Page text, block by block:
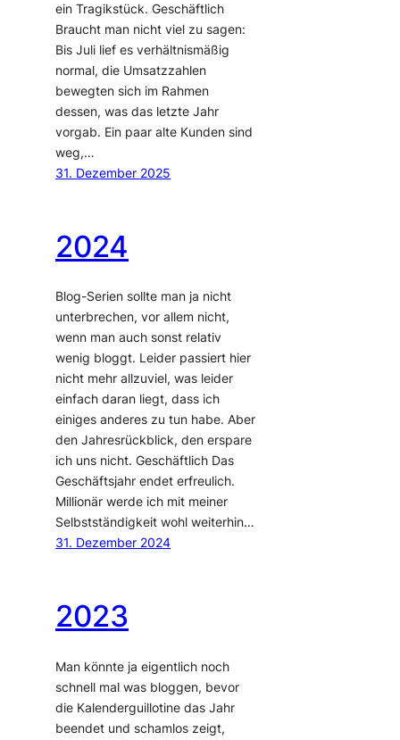
ein Tragikstück. Geschäftlich
Braucht man nicht viel zu sagen:
Bis Juli lief es verhältnismäßig
normal, die Umsatzzahlen
bewegten sich im Rahmen
dessen, was das letzte Jahr
vorgab. Ein paar alte Kunden sind
weg,…
31. Dezember 2025
2024
Blog-Serien sollte man ja nicht
unterbrechen, vor allem nicht,
wenn man auch sonst relativ
wenig bloggt. Leider passiert hier
nicht mehr allzuviel, was leider
einfach daran liegt, dass ich
einiges anderes zu tun habe. Aber
den Jahresrückblick, den erspare
ich uns nicht. Geschäftlich Das
Geschäftsjahr endet erfreulich.
Millionär werde ich mit meiner
Selbstständigkeit wohl weiterhin…
31. Dezember 2024
2023
Man könnte ja eigentlich noch
schnell mal was bloggen, bevor
die Kalenderguillotine das Jahr
beendet und schamlos zeigt,